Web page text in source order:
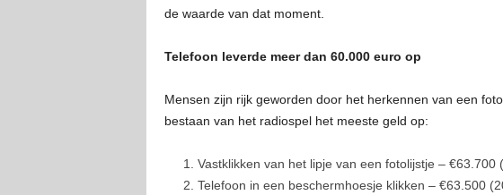
de waarde van dat moment.
Telefoon leverde meer dan 60.000 euro op
Mensen zijn rijk geworden door het herkennen van een
bestaan van het radiospel het meeste geld op:
Vastklikken van het lipje van een fotolijstje – €63.700
Telefoon in een beschermhoesje klikken – €63.500